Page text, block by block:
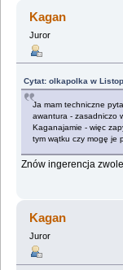
Kagan
Juror
Cytat: olkapolka w
Ja mam techniczne
awantura - zasadniczo
Kaganajamie - więc
tym wątku czy mogę je
Znów ingerencja
Kagan
Juror